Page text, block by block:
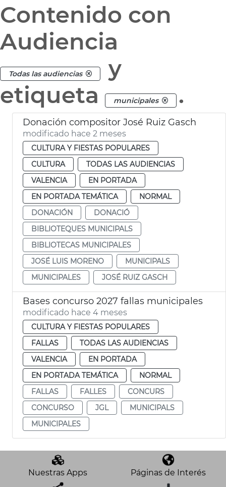
Contenido con
Audiencia
Todas las audiencias
y
etiqueta
municipales .
Donación compositor José Ruiz Gasch
modificado hace 2 meses
CULTURA Y FIESTAS POPULARES
CULTURA
TODAS LAS AUDIENCIAS
VALENCIA
EN PORTADA
EN PORTADA TEMÁTICA
NORMAL
DONACIÓN
DONACIÓ
BIBLIOTEQUES MUNICIPALS
BIBLIOTECAS MUNICIPALES
JOSÉ LUIS MORENO
MUNICIPALS
MUNICIPALES
JOSÉ RUIZ GASCH
Bases concurso 2027 fallas municipales
modificado hace 4 meses
CULTURA Y FIESTAS POPULARES
FALLAS
TODAS LAS AUDIENCIAS
VALENCIA
EN PORTADA
EN PORTADA TEMÁTICA
NORMAL
FALLAS
FALLES
CONCURS
CONCURSO
JGL
MUNICIPALS
MUNICIPALES
Nuestras Apps Páginas de Interés